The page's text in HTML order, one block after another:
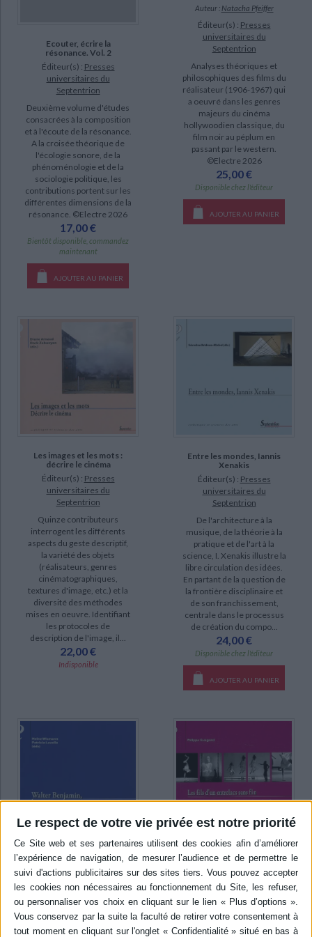
Le respect de votre vie privée est notre priorité
Ecouter, écrire la
résonance. Vol. 2
Éditeur(s) : Presses
universitaires du
Septentrion
Deuxième volume d'études
consacrées à la composition
et à l'écoute de la résonance.
A la croisée théorique de
l'écologie sonore, de la
phénoménologie et de la
sociologie politique, les
contributions portent sur les
différentes dimensions de la
résonance. ©Electre 2026
17,00 €
Bientôt disponible, commandez
maintenant
AJOUTER AU PANIER
Auteur : Natacha Pfeiffer
Éditeur(s) : Presses
universitaires du
Septentrion
Analyses théoriques et
philosophiques des films du
réalisateur (1906-1967) qui
a oeuvré dans les genres
majeurs du cinéma
hollywoodien classique, du
film noir au péplum en
passant par le western.
©Electre 2026
25,00 €
Disponible chez l'éditeur
AJOUTER AU PANIER
Les images et les mots :
décrire le cinéma
Éditeur(s) : Presses
universitaires du
Septentrion
Quinze contributeurs
interrogent les différents
aspects du geste descriptif,
la variété des objets
(réalisateurs, genres
cinématographiques,
textures d'image, etc.) et la
diversité des méthodes
mises en oeuvre. Identifiant
les protocoles de
description de l'image, il...
22,00 €
Indisponible
Entre les mondes, Iannis
Xenakis
Éditeur(s) : Presses
universitaires du
Septentrion
De l'architecture à la
musique, de la théorie à la
pratique et de l'art à la
science, I. Xenakis illustre la
libre circulation des idées.
En partant de la question de
la frontière disciplinaire et
de son franchissement,
centrale dans le processus
de création du compo...
24,00 €
Disponible chez l'éditeur
AJOUTER AU PANIER
Walter Benjamin, le critique
européen
Éditeur(s) :Presses
universitaires du
Septentrion
Réflexions sur les
Les fils d'un entrelacs sans
fin : la danse dans l'oeuvre
d'Anne Teresa De
Keersmaeker
Auteur : Philippe Guisgand
Éditeur(s) :Presses
universitaires du